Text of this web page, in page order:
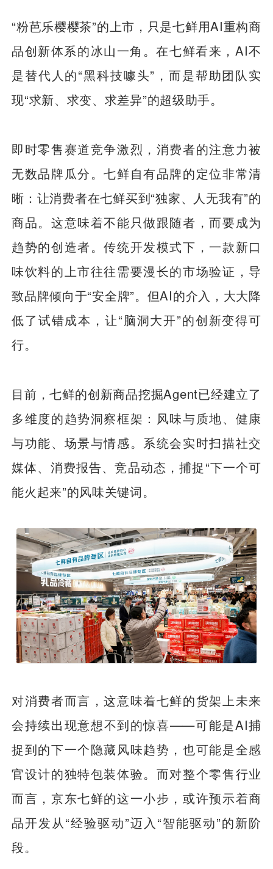
“粉芭乐樱樱茶”的上市，只是七鲜用AI重构商
品创新体系的冰山一角。在七鲜看来，AI不
是替代人的“黑科技噱头”，而是帮助团队实
现“求新、求变、求差异”的超级助手。
即时零售赛道竞争激烈，消费者的注意力被
无数品牌瓜分。七鲜自有品牌的定位非常清
晰：让消费者在七鲜买到“独家、人无我有”的
商品。这意味着不能只做跟随者，而要成为
趋势的创造者。传统开发模式下，一款新口
味饮料的上市往往需要漫长的市场验证，导
致品牌倾向于“安全牌”。但AI的介入，大大降
低了试错成本，让“脑洞大开”的创新变得可
行。
目前，七鲜的创新商品挖掘Agent已经建立了
多维度的趋势洞察框架：风味与质地、健康
与功能、场景与情感。系统会实时扫描社交
媒体、消费报告、竞品动态，捕捉“下一个可
能火起来”的风味关键词。
对消费者而言，这意味着七鲜的货架上未来
会持续出现意想不到的惊喜——可能是AI捕
捉到的下一个隐藏风味趋势，也可能是全感
官设计的独特包装体验。而对整个零售行业
而言，京东七鲜的这一小步，或许预示着商
品开发从“经验驱动”迈入“智能驱动”的新阶
段。